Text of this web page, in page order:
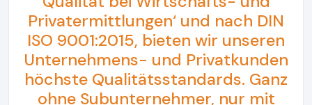
Privatermittlungen‘ und nach DIN
ISO 9001:2015, bieten wir unseren
Unternehmens- und Privatkunden
höchste Qualitätsstandards. Ganz
ohne Subunternehmer, nur mit